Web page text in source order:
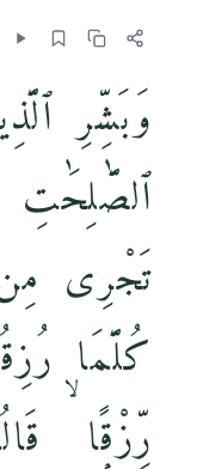
وَبَشِّرِ
تَجْرِى مِن
كُلَّمَا
رِّزْقًۭا